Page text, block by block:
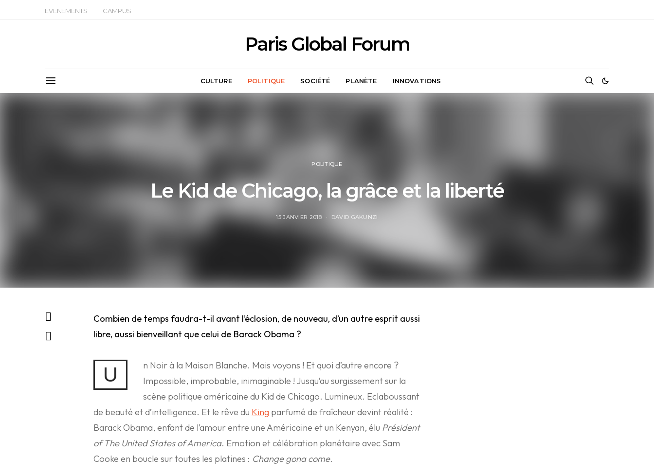
EVENEMENTS CAMPUS
Paris Global Forum
CULTURE POLITIQUE SOCIÉTÉ PLANÈTE INNOVATIONS
POLITIQUE
Le Kid de Chicago, la grâce et la liberté
15 JANVIER 2018 DAVID GAKUNZI
Combien de temps faudra-t-il avant l’éclosion, de nouveau, d’un autre esprit aussi
libre, aussi bienveillant que celui de Barack Obama ?
U
n Noir à la Maison Blanche. Mais voyons ! Et quoi d’autre encore ?
Impossible, improbable, inimaginable ! Jusqu’au surgissement sur la
scène politique américaine du Kid de Chicago. Lumineux. Eclaboussant
de beauté et d’intelligence. Et le rêve du King parfumé de fraîcheur devint réalité :
Barack Obama, enfant de l’amour entre une Américaine et un Kenyan, élu Président
of The United States of America. Emotion et célébration planétaire avec Sam
Cooke en boucle sur toutes les platines : Change gona come.